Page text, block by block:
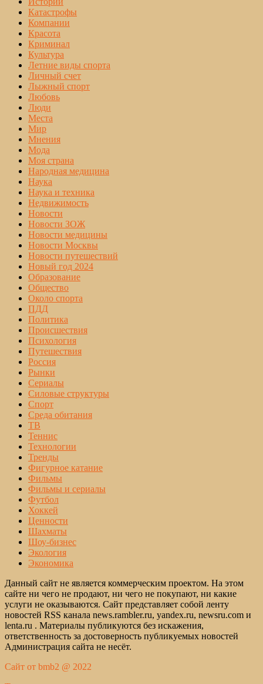
Катастрофы
Компании
Красота
Криминал
Культура
Летние виды спорта
Личный счет
Лыжный спорт
Любовь
Люди
Места
Мир
Мнения
Мода
Моя страна
Народная медицина
Наука
Наука и техника
Недвижимость
Новости
Новости ЗОЖ
Новости медицины
Новости Москвы
Новости путешествий
Новый год 2024
Образование
Общество
Около спорта
ПДД
Политика
Происшествия
Психология
Путешествия
Россия
Рынки
Сериалы
Силовые структуры
Спорт
Среда обитания
ТВ
Теннис
Технологии
Тренды
Фигурное катание
Фильмы
Фильмы и сериалы
Футбол
Хоккей
Ценности
Шахматы
Шоу-бизнес
Экология
Экономика
Данный сайт не является коммерческим проектом. На этом
сайте ни чего не продают, ни чего не покупают, ни какие
услуги не оказываются. Сайт представляет собой ленту
новостей RSS канала news.rambler.ru, yandex.ru, newsru.com и
lenta.ru . Материалы публикуются без искажения,
ответственность за достоверность публикуемых новостей
Администрация сайта не несёт.
Сайт от bmb2 @ 2022